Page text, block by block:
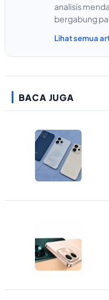
analisis
bergabung
Lihat semua
BACA JUGA